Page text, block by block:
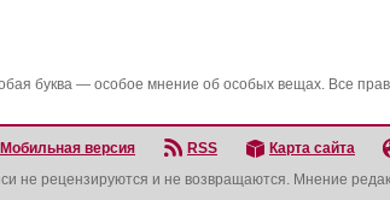
буква — особое мнение об особых вещах. Все
Мобильная версия RSS Карта сайта
не рецензируются и не возвращаются. Мнение